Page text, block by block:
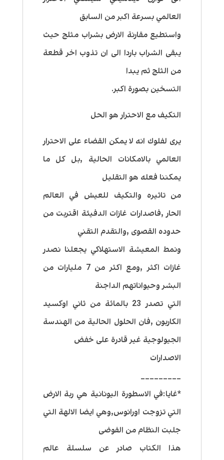
العالمي بسرعة اكبر من السابق
واستطيع مقارنة الارض بشراب مثلج حيث
يبقى الشراب باردا الى ان تذوب اخر قطعة
من الثلج ثم يبدا
التسخين بصورة اكبر.
التكيف مع الاحترار هو الحل
يرى لفلوك انه لا يمكن القضاء على الاحترار
العالمي بالامكانات الحالية ,بل كل ما
يمكننا فعله هو التقليل
من تاثيره والتكيف للعيش في العالم
الحار ,فاصدارات غازات الدفيئة اقتربت من
حدوده القصوى ,والتقدم التقني
ونمط المعيشة الاستهلاكي يجعلنا نصدر
غازات اكثر ,ومع اكثر من 7 مليارات من
البشر وحيواناتهم الداجنة
التي تصدر 23 بالمائة من ثاني اوكسيد
الكاربون ,فان الحلول الحالية من الهندسة
الجيولوجية غير قادرة على خفض
الاصدارات
_________
*غايا:في الاسطورة اليونانية هي ربة الارض
التي تزوجت اورانوس,وهي ايضا الالهة التي
جلبت النظام من الفوضى
هذا الكتاب صادر عن سلسلة عالم